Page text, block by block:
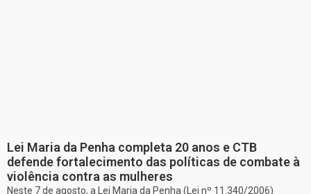
Lei Maria da Penha completa 20 anos e CTB
defende fortalecimento das políticas de combate à
violência contra as mulheres
Neste 7 de agosto, a Lei Maria da Penha (Lei nº 11.340/2006)